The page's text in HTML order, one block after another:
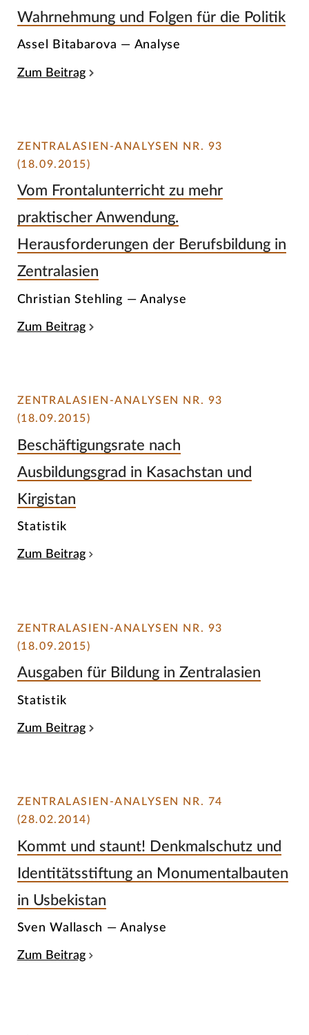
Wahrnehmung und Folgen für die Politik
Assel Bitabarova — Analyse
Zum Beitrag
ZENTRALASIEN-ANALYSEN NR. 93
(18.09.2015)
Vom Frontalunterricht zu mehr
praktischer Anwendung.
Herausforderungen der Berufsbildung in
Zentralasien
Christian Stehling — Analyse
Zum Beitrag
ZENTRALASIEN-ANALYSEN NR. 93
(18.09.2015)
Beschäftigungsrate nach
Ausbildungsgrad in Kasachstan und
Kirgistan
Statistik
Zum Beitrag
ZENTRALASIEN-ANALYSEN NR. 93
(18.09.2015)
Ausgaben für Bildung in Zentralasien
Statistik
Zum Beitrag
ZENTRALASIEN-ANALYSEN NR. 74
(28.02.2014)
Kommt und staunt! Denkmalschutz und
Identitätsstiftung an Monumentalbauten
in Usbekistan
Sven Wallasch — Analyse
Zum Beitrag